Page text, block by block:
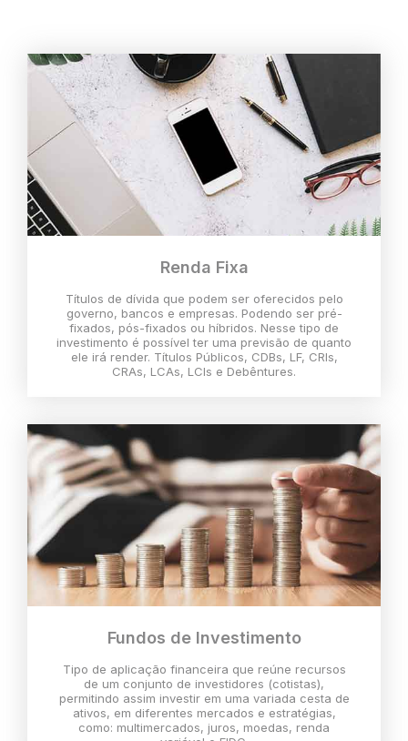
Renda Fixa
Títulos de dívida que podem ser oferecidos pelo
governo, bancos e empresas. Podendo ser pré-
fixados, pós-fixados ou híbridos. Nesse tipo de
investimento é possível ter uma previsão de quanto
ele irá render. Títulos Públicos, CDBs, LF, CRIs,
CRAs, LCAs, LCIs e Debêntures.
Fundos de Investimento
Tipo de aplicação financeira que reúne recursos
de um conjunto de investidores (cotistas),
permitindo assim investir em uma variada cesta de
ativos, em diferentes mercados e estratégias,
como: multimercados, juros, moedas, renda